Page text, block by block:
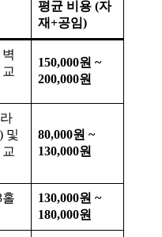
평균 비용 (자
재+공임)
150,000원 ~
200,000원
및
80,000원 ~
130,000원
홀
130,000원 ~
180,000원